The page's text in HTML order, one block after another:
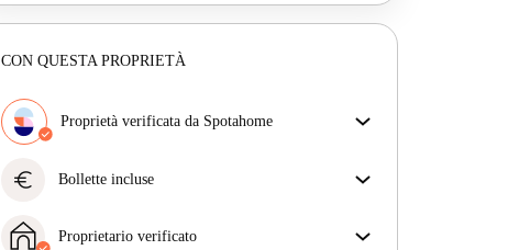
CON QUESTA PROPRIETÀ
Proprietà verificata da Spotahome
ottieni esattamente ciò che vedi nell'annuncio.
euro Bollette incluse
incluse, che coprono l'affitto e le utenze per
Proprietario verificato